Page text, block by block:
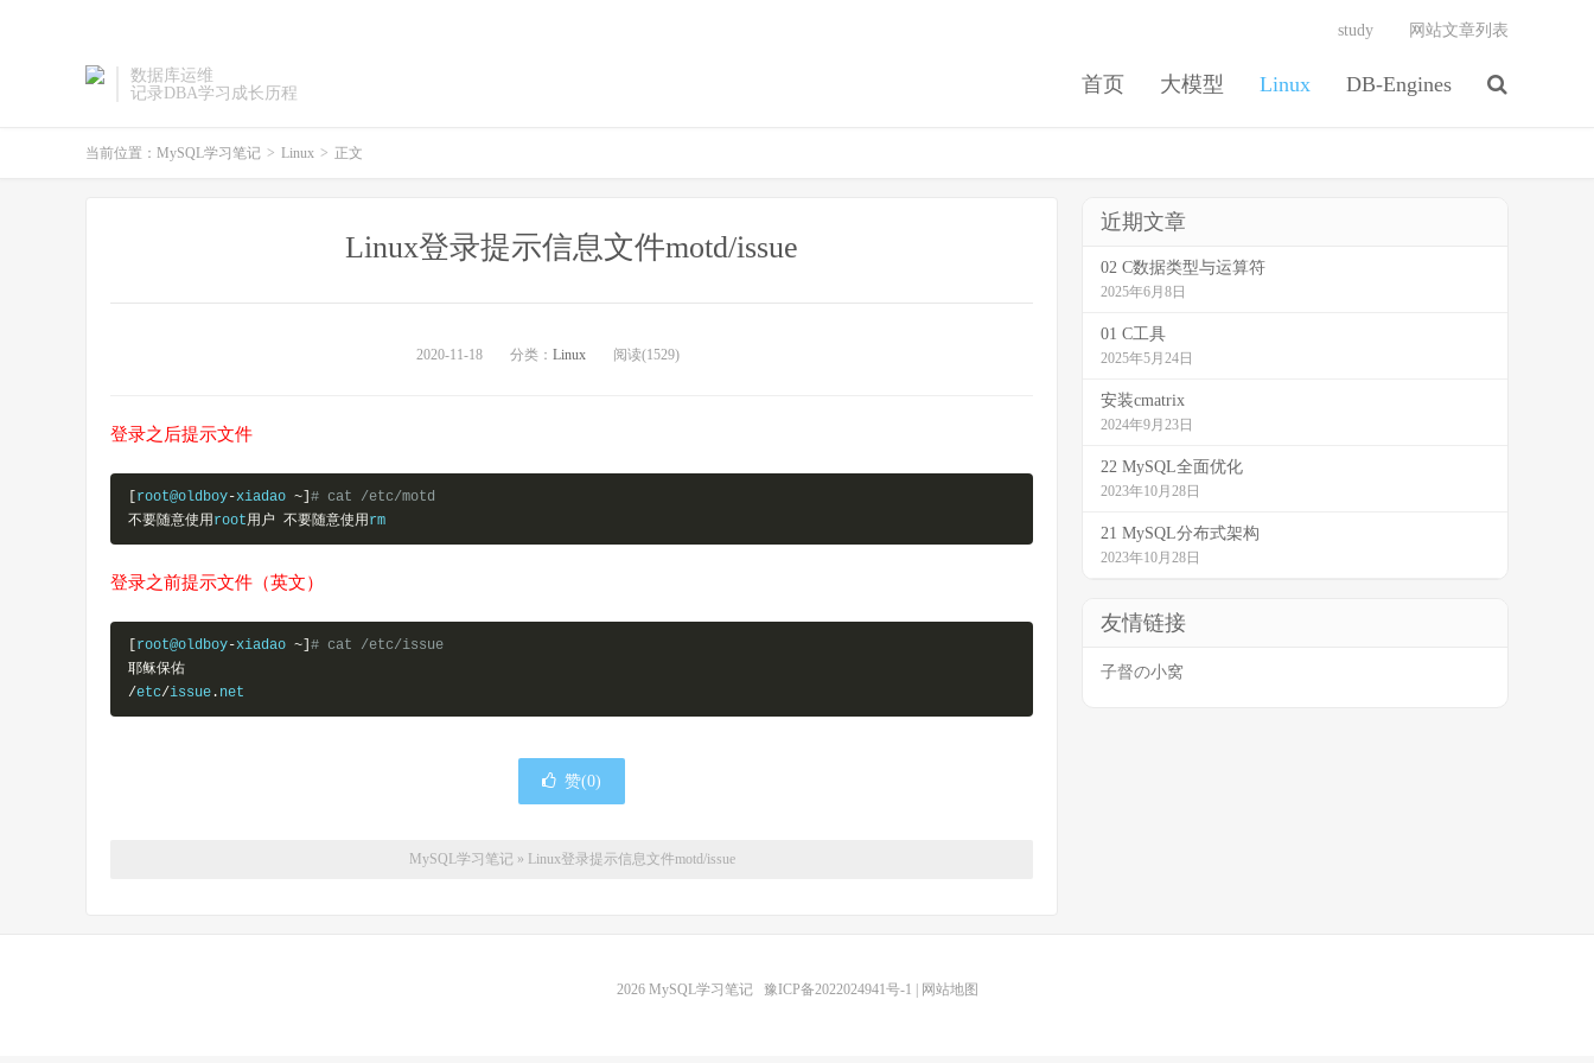
数据库运维
记录DBA学习成长历程
首页 大模型 Linux DB-Engines
study 网站文章列表
当前位置： MySQL学习笔记 > Linux > 正文
Linux登录提示信息文件motd/issue
2020-11-18 分类： Linux 阅读(1529)
登录之后提示文件
root@oldboy-xiadao ~] # cat /etc/motd
不要随意使用root用户 不要随意使用rm
登录之前提示文件（英文）
root@oldboy-xiadao ~] # cat /etc/issue
耶稣保佑
/etc/issue . net
赞(0)
MySQL学习笔记 » Linux登录提示信息文件motd/issue
近期文章
02 C数据类型与运算符
2025年6月8日
01 C工具
2025年5月24日
安装cmatrix
2024年9月23日
22 MySQL全面优化
2023年10月28日
21 MySQL分布式架构
2023年10月28日
友情链接
子督の小窝
2026 MySQL学习笔记 豫ICP备2022024941号-1 网站地图